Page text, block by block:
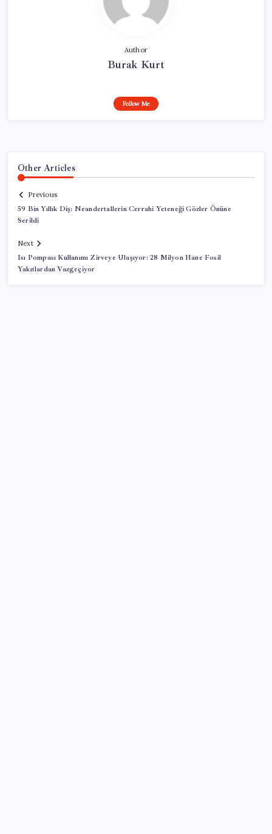
Author
Burak Kurt
Follow Me
Other Articles
Previous
59 Bin Yıllık Diş: Neandertallerin Cerrahi Yeteneği Gözler Önüne
Serildi
Next
Isı Pompası Kullanımı Zirveye Ulaşıyor: 28 Milyon Hane Fosil
Yakıtlardan Vazgeçiyor